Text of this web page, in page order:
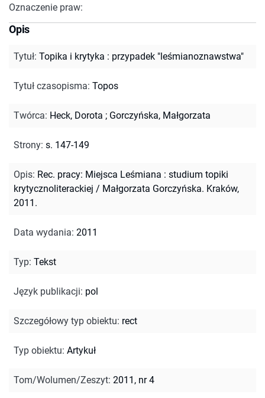
Oznaczenie praw:
Opis
Tytuł: Topika i krytyka : przypadek "leśmianoznawstwa"
Tytuł czasopisma: Topos
Twórca: Heck, Dorota ; Gorczyńska, Małgorzata
Strony: s. 147-149
Opis: Rec. pracy: Miejsca Leśmiana : studium topiki
krytycznoliterackiej / Małgorzata Gorczyńska. Kraków,
2011.
Data wydania: 2011
Typ: Tekst
Język publikacji: pol
Szczegółowy typ obiektu: rect
Typ obiektu: Artykuł
Tom/Wolumen/Zeszyt: 2011, nr 4